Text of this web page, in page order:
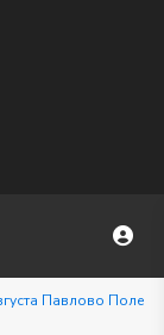
Павлово Поле